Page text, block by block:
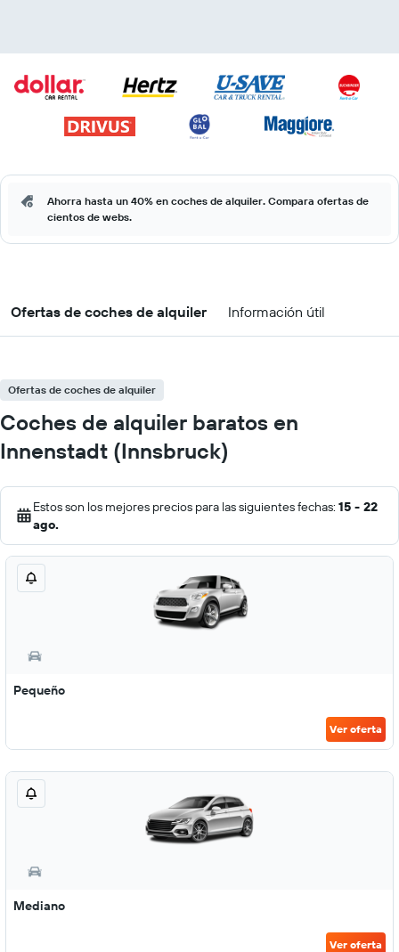
Ahorra hasta un 40% en coches de alquiler. Compara ofertas de
cientos de webs.
Ofertas de coches de alquiler Información útil
Ofertas de coches de alquiler
Coches de alquiler baratos en
Innenstadt (Innsbruck)
Estos son los mejores precios para las siguientes fechas: 15 - 22
ago.
Pequeño
Ver oferta
Mediano
Ver oferta